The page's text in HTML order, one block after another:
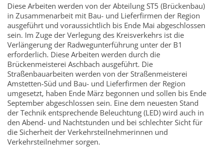
Diese Arbeiten werden von der Abteilung ST5 (Brückenbau)
in Zusammenarbeit mit Bau- und Lieferfirmen der Region
ausgeführt und voraussichtlich bis Ende Mai abgeschlossen
sein. Im Zuge der Verlegung des Kreisverkehrs ist die
Verlängerung der Radwegunterführung unter der B1
erforderlich. Diese Arbeiten werden durch die
Brückenmeisterei Aschbach ausgeführt. Die
Straßenbauarbeiten werden von der Straßenmeisterei
Amstetten-Süd und Bau- und Lieferfirmen der Region
umgesetzt, haben Ende März begonnen und sollen bis Ende
September abgeschlossen sein. Eine dem neuesten Stand
der Technik entsprechende Beleuchtung (LED) wird auch in
den Abend- und Nachtstunden und bei schlechter Sicht für
die Sicherheit der Verkehrsteilnehmerinnen und
Verkehrsteilnehmer sorgen.